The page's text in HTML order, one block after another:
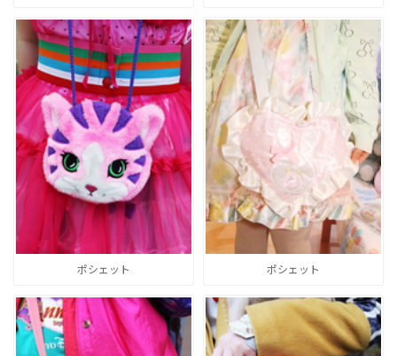
ポシェット ポシェット